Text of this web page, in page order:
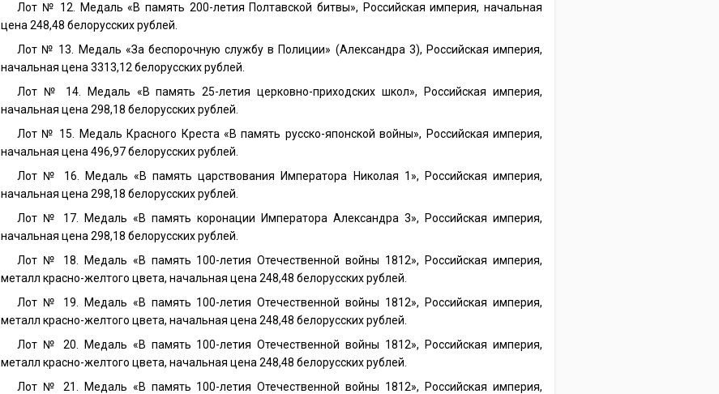
Лот № 12. Медаль «В память 200-летия Полтавской битвы», Российская империя, начальная
цена 248,48 белорусских рублей.
Лот № 13. Медаль «За беспорочную службу в Полиции» (Александра 3), Российская империя,
начальная цена 3313,12 белорусских рублей.
Лот № 14. Медаль «В память 25-летия церковно-приходских школ», Российская империя,
начальная цена 298,18 белорусских рублей.
Лот № 15. Медаль Красного Креста «В память русско-японской войны», Российская империя,
начальная цена 496,97 белорусских рублей.
Лот № 16. Медаль «В память царствования Императора Николая 1», Российская империя,
начальная цена 298,18 белорусских рублей.
Лот № 17. Медаль «В память коронации Императора Александра 3», Российская империя,
начальная цена 298,18 белорусских рублей.
Лот № 18. Медаль «В память 100-летия Отечественной войны 1812», Российская империя,
металл красно-желтого цвета, начальная цена 248,48 белорусских рублей.
Лот № 19. Медаль «В память 100-летия Отечественной войны 1812», Российская империя,
металл красно-желтого цвета, начальная цена 248,48 белорусских рублей.
Лот № 20. Медаль «В память 100-летия Отечественной войны 1812», Российская империя,
металл красно-желтого цвета, начальная цена 248,48 белорусских рублей.
Лот № 21. Медаль «В память 100-летия Отечественной войны 1812», Российская империя,